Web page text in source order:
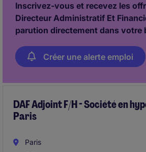
Inscrivez-vous et recevez les
Directeur Administratif Et
parution directement dans votre
Créer une alerte emploi
DAF Adjoint F/H - Société en
Paris
Paris